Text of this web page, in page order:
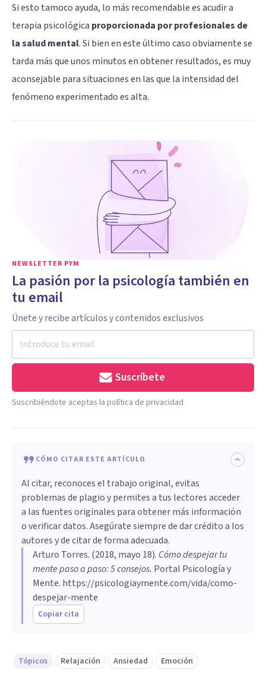
Si esto tamoco ayuda, lo más recomendable esacudir a
terapia psicológica proporcionada por profesionales de
la salud mental. Si bien en este último caso obviamente se
tarda más que unos minutos en obtener resultados, es muy
aconsejable para situaciones en las que la intensidad del
fenómeno experimentado es alta.
NEWSLETTER PYM
La pasión por la psicología también en
tu email
Únete y recibe artículos y contenidos exclusivos
Suscríbete
Suscribiéndote aceptas la política de privacidad
CÓMO CITAR ESTE ARTÍCULO
Al citar, reconoces el trabajo original, evitas
problemas de plagio y permites a tus lectores acceder
a las fuentes originales para obtener más información
o verificar datos. Asegúrate siempre de dar crédito a los
autores y de citar de forma adecuada.
Arturo Torres. (2018, mayo 18). Cómo despejar tu
mente paso a paso: 5 consejos. Portal Psicología y
Mente. https://psicologiaymente.com/vida/como-
despejar-mente
Copiar cita
Tópicos Relajación Ansiedad Emoción